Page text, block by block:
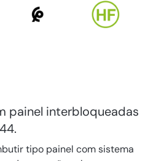
painel interbloqueadas
tipo painel com sistema